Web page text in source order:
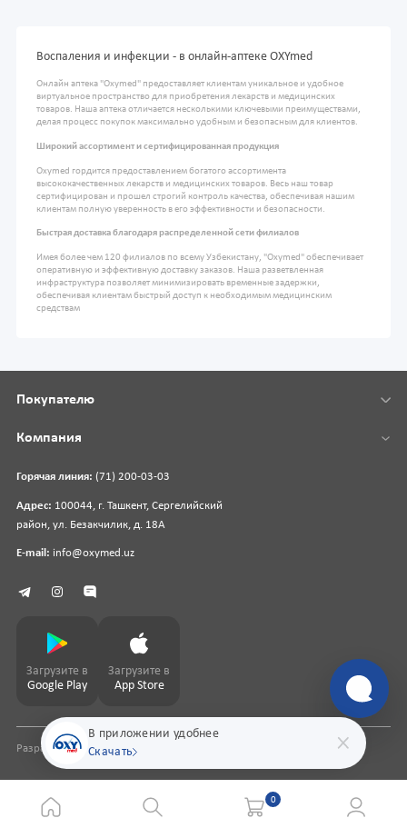
Воспаления и инфекции - в онлайн-аптеке OXYmed
Онлайн аптека "Oxymed" предоставляет клиентам уникальное и удобное
виртуальное пространство для приобретения лекарств и медицинских
товаров. Наша аптека отличается несколькими ключевыми преимуществами,
делая процесс покупок максимально удобным и безопасным для клиентов.
Широкий ассортимент и сертифицированная продукция
Oxymed гордится предоставлением богатого ассортимента
высококачественных лекарств и медицинских товаров. Весь наш товар
сертифицирован и прошел строгий контроль качества, обеспечивая нашим
клиентам полную уверенность в его эффективности и безопасности.
Быстрая доставка благодаря распределенной сети филиалов
Имея более чем 120 филиалов по всему Узбекистану, "Oxymed" обеспечивает
оперативную и эффективную доставку заказов. Наша разветвленная
инфраструктура позволяет минимизировать временные задержки,
обеспечивая клиентам быстрый доступ к необходимым медицинским
средствам
В приложении удобнее
Скачать
Горячая линия: (71) 200-03-03
Адрес: 100044, г. Ташкент, Сергелийский
район, ул. Безакчилик, д. 18А
E-mail: info@oxymed.uz
Покупателю
Компания
Загрузите в
Google Play
Загрузите в
App Store
Разработка сайтаpharmit.uz
0